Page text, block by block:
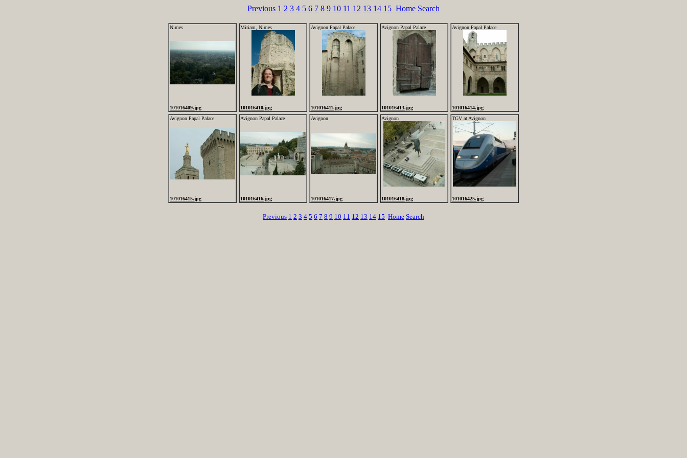
Previous 1 2 3 4 5 6 7 8 9 10 11 12 13 14 15 Home Search
Nimes
101016409.jpg
Miriam, Nimes
101016410.jpg
Avignon Papal Palace
101016411.jpg
Avignon Papal Palace
101016413.jpg
Avignon Papal Palace
101016414.jpg
Avignon Papal Palace
101016415.jpg
Avignon Papal Palace
101016416.jpg
Avignon
101016417.jpg
Avignon
101016418.jpg
TGV at Avignon
101016425.jpg
Previous 1 2 3 4 5 6 7 8 9 10 11 12 13 14 15 Home Search